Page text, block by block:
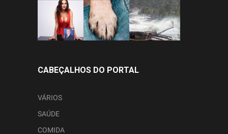
CABEÇALHOS DO PORTAL
VÁRIOS
SAÚDE
COMIDA